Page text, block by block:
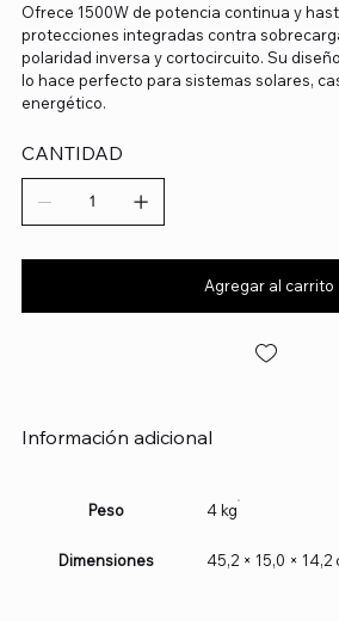
Ofrece 1500W de potencia continua y
protecciones integradas contra
polaridad inversa y cortocircuito. Su
lo hace perfecto para sistemas solares,
energético.
CANTIDAD
Agregar al carrito
Información adicional
Peso 4 kg
Dimensiones 45,2 × 15,0 × 14,2